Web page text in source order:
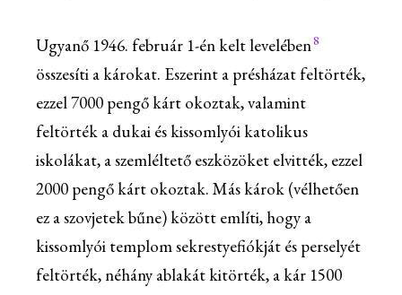
Ugyanő 1946. február 1-én kelt levelében8
összesíti a károkat. Eszerint a présházat feltörték,
ezzel 7000 pengő kárt okoztak, valamint
feltörték a dukai és kissomlyói katolikus
iskolákat, a szemléltető eszközöket elvitték, ezzel
2000 pengő kárt okoztak. Más károk (vélhetően
ez a szovjetek bűne) között említi, hogy a
kissomlyói templom sekrestyefiókját és perselyét
feltörték, néhány ablakát kitörték, a kár 1500